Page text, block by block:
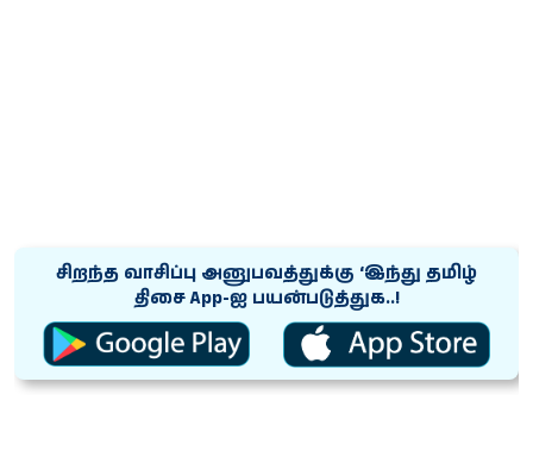
சிறந்த வாசிப்பு அனுபவத்துக்கு ‘இந்து தமிழ்
திசை App-ஐ பயன்படுத்துக..!